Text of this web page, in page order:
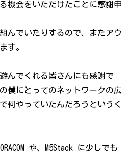
機会をいただけたことに感謝申
んでいたりするので、またアウ
す。
んでくれる皆さんにも感謝で
僕にとってのネットワークの広
何やっていたんだろうというく
や、M5Stack に少しでも